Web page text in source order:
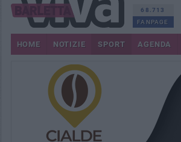
68.713
FANPAGE
HOME NOTIZIE SPORT AGENDA